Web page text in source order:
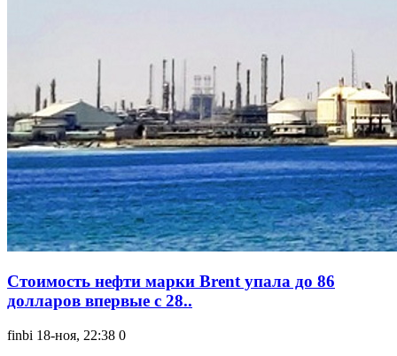
Стоимость нефти марки Brent упала до 86
долларов впервые с 28..
finbi 18-ноя, 22:38 0